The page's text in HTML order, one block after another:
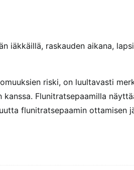
iäkkäillä, raskauden aikana,
riski, on luultavasti
Flunitratsepaamilla
flunitratsepaamin ottamisen